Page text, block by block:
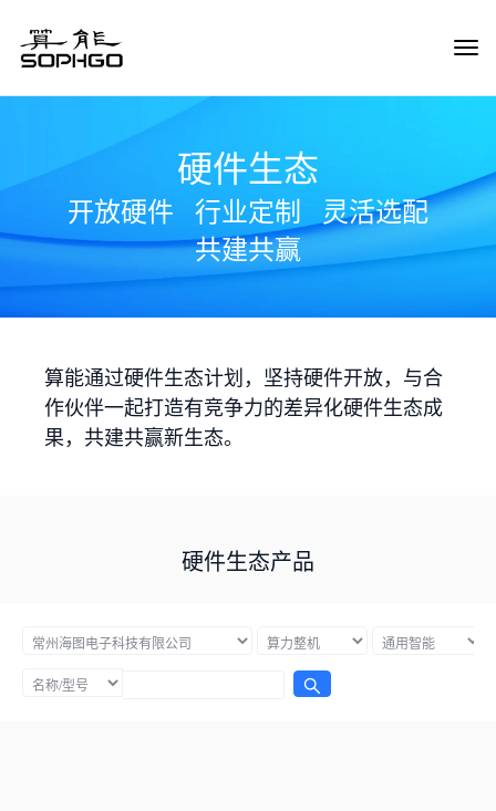
硬件生态
开放硬件 行业定制
灵活选配
共建共赢
算能通过硬件生态计划，坚持硬件开放，与合
作伙伴一起打造有竞争力的差异化硬件生态成
果，共建共赢新生态。
硬件生态产品